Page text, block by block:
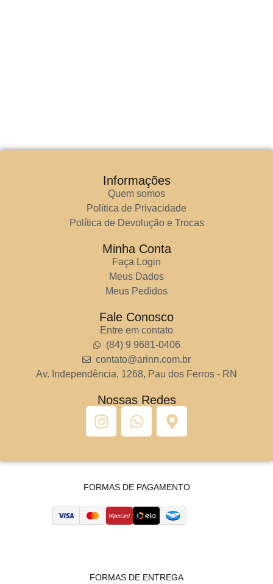
Informações
Quem somos
Política de Privacidade
Política de Devolução e Trocas
Minha Conta
Faça Login
Meus Dados
Meus Pedidos
Fale Conosco
Entre em contato
(84) 9 9681-0406
contato@arinn.com.br
Av. Independência, 1268, Pau dos Ferros - RN
Nossas Redes
FORMAS DE PAGAMENTO
FORMAS DE ENTREGA